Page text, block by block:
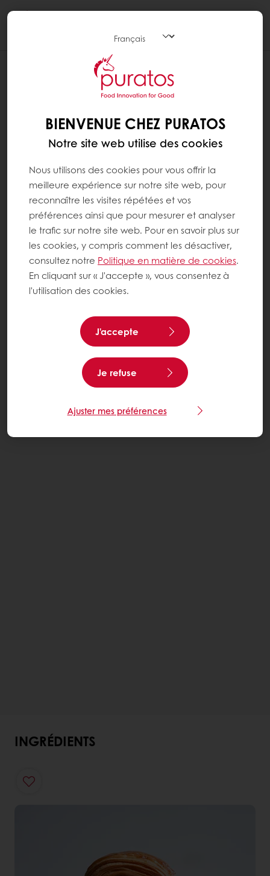
RECETTES
PAIN AU CHOCOLAT 2.0
INGRÉDIENTS
BIENVENUE CHEZ PURATOS
Notre site web utilise des cookies
Nous utilisons des cookies pour vous offrir la
meilleure expérience sur notre site web, pour
reconnaître les visites répétées et vos
préférences ainsi que pour mesurer et analyser
le trafic sur notre site web. Pour en savoir plus sur
les cookies, y compris comment les désactiver,
consultez notre Politique en matière de cookies.
En cliquant sur « J'accepte », vous consentez à
l'utilisation des cookies.
J'accepte
Je refuse
Ajuster mes préférences